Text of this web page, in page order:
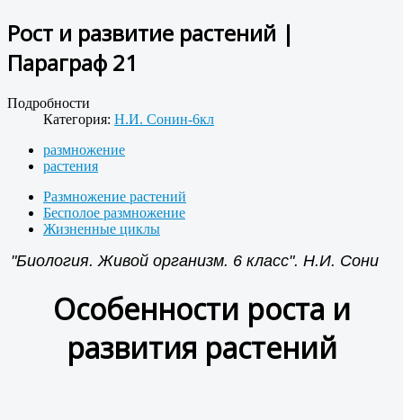
Рост и развитие растений |
Параграф 21
Подробности
Категория: Н.И. Сонин-6кл
размножение
растения
Размножение растений
Бесполое размножение
Жизненные циклы
"Биология. Живой организм. 6 класс". Н.И. Сони
Особенности роста и
развития растений